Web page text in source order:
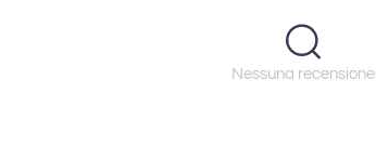
Nessuna recensione